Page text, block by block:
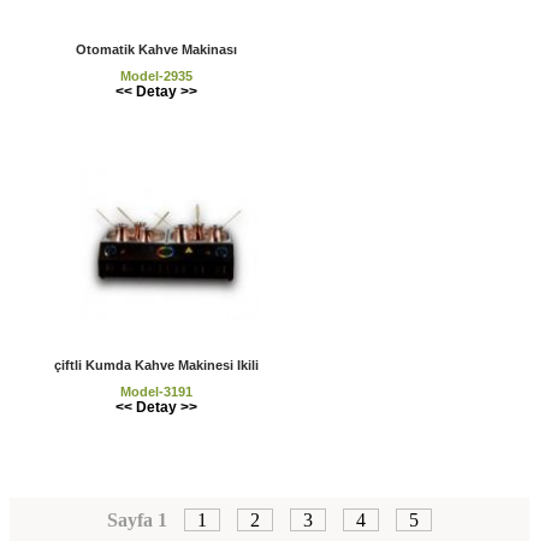
Otomatik Kahve Makinası
Model-2935
<< Detay >>
çiftli Kumda Kahve Makinesi Ikili
Model-3191
<< Detay >>
Sayfa 1 1 2 3 4 5